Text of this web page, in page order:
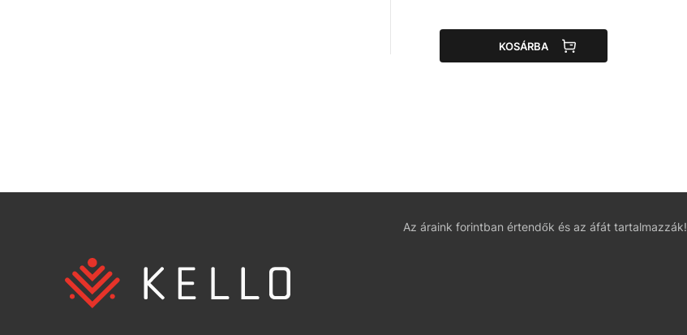
KOSÁRBA
Az áraink forintban értendők és az áfát tartalmazzák!